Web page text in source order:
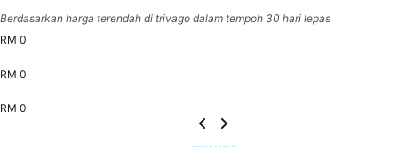
Berdasarkan harga terendah di trivago dalam tempoh 30 hari lepas
RM 0
RM 0
RM 0